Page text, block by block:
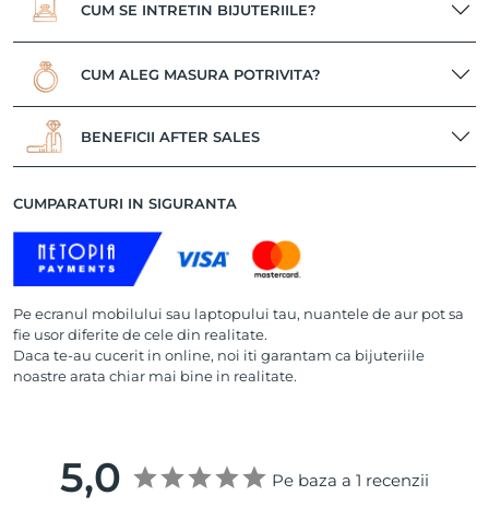
CUM SE INTRETIN BIJUTERIILE?
CUM ALEG MASURA POTRIVITA?
BENEFICII AFTER SALES
CUMPARATURI IN SIGURANTA
Pe ecranul mobilului sau laptopului tau, nuantele de aur pot sa
fie usor diferite de cele din realitate.
Daca te-au cucerit in online, noi iti garantam ca bijuteriile
noastre arata chiar mai bine in realitate.
5,0 Pe baza a 1 recenzii